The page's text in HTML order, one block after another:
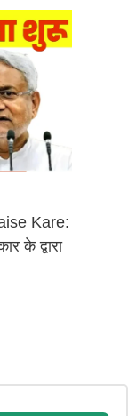
Kare:
के द्वारा